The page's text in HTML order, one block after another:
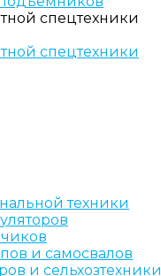
спецтехники
спецтехники
техники
и самосвалов
и сельхозтехники